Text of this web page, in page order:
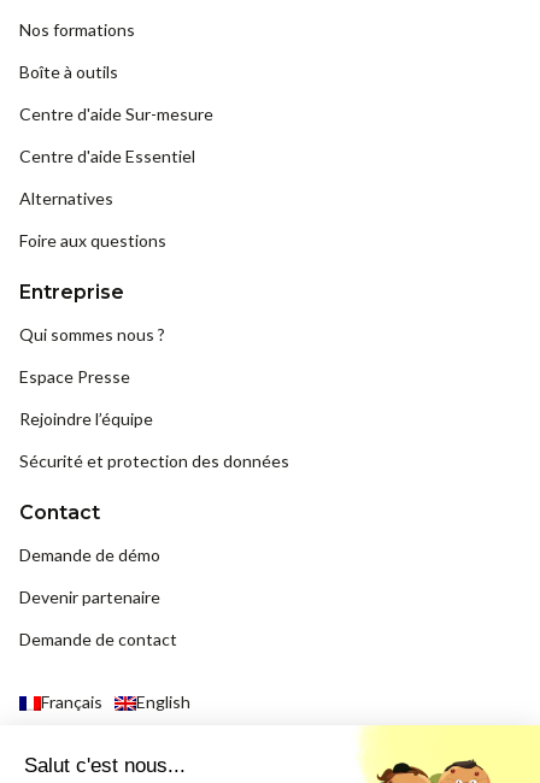
Nos formations
Boîte à outils
Centre d'aide Sur-mesure
Centre d'aide Essentiel
Alternatives
Foire aux questions
Entreprise
Qui sommes nous ?
Espace Presse
Rejoindre l’équipe
Sécurité et protection des données
Contact
Demande de démo
Devenir partenaire
Demande de contact
Français English
Salut c'est nous...